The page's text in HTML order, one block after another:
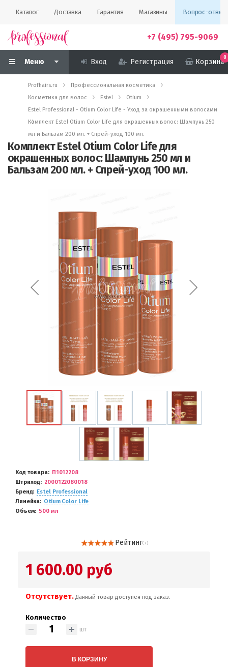
Каталог Доставка Гарантия Магазины Вопрос-ответ
+7 (495) 795-9069
Меню Вход Регистрация Корзина
0
Profhairs.ru
Профессиональная косметика
Косметика для волос
Estel
Otium
Estel Professional - Otium Color Life - Уход за окрашенными волосами
Комплект Estel Otium Color Life для окрашенных волос: Шампунь 250
мл и Бальзам 200 мл. + Спрей-уход 100 мл.
Комплект Estel Otium Color Life для
окрашенных волос: Шампунь 250 мл и
Бальзам 200 мл. + Спрей-уход 100 мл.
Код товара
П1012208
Штриход
2000122080018
Бренд
Estel Professional
Линейка
Otium Color Life
Объем
500 мл
Рейтинг( 7 )
1 600.00 руб
Отсутствует. Данный товар доступен под заказ.
Количество
шт
В КОРЗИНУ